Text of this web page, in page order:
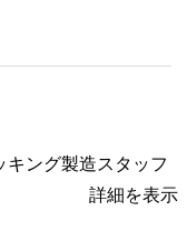
ング製造スタッフ
詳細を表示